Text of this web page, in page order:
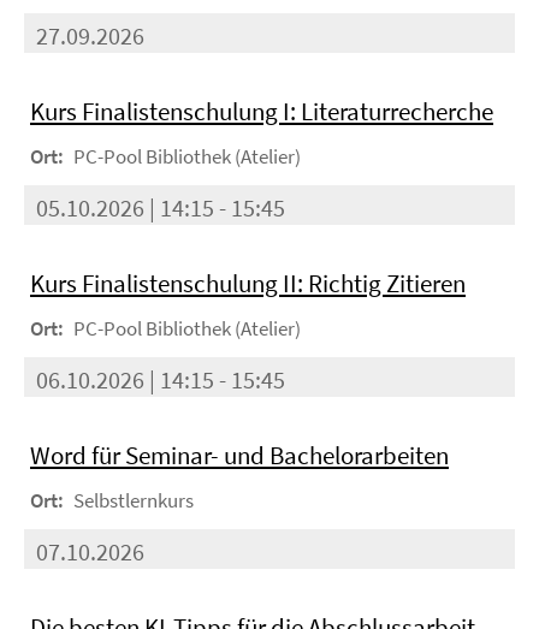
27.09.2026
Kurs Finalistenschulung I: Literaturrecherche
Ort: PC-Pool Bibliothek (Atelier)
05.10.2026 | 14:15 - 15:45
Kurs Finalistenschulung II: Richtig Zitieren
Ort: PC-Pool Bibliothek (Atelier)
06.10.2026 | 14:15 - 15:45
Word für Seminar- und Bachelorarbeiten
Ort: Selbstlernkurs
07.10.2026